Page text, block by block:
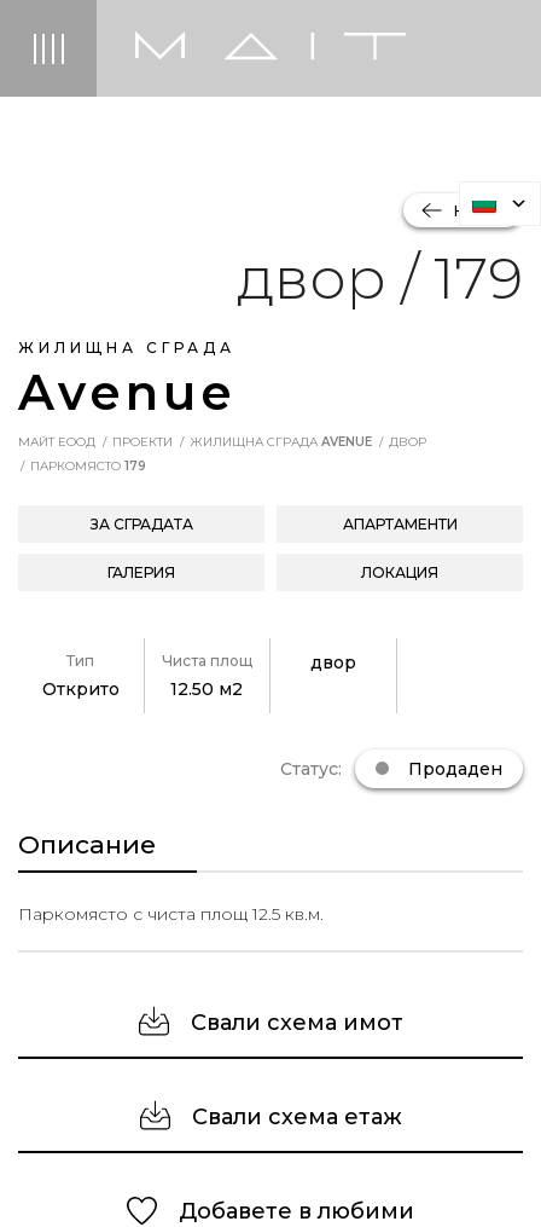
ЖИЛИЩНА СГРАДА
Avenue
НАЗАД
двор / 179
МАЙТ ЕООД ПРОЕКТИ ЖИЛИЩНА СГРАДА AVENUE
ДВОР
ПАРКОМЯСТО 179
ЗА СГРАДАТА АПАРТАМЕНТИ
ГАЛЕРИЯ ЛОКАЦИЯ
Тип
Открито
Чиста площ
12.50 м2
двор
Статус: Продаден
Описание
Паркомясто с чиста площ 12.5 кв.м.
Свали схема имот
Свали схема етаж
Добавете в любими